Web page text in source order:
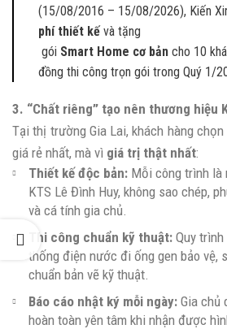
(15/08/2016 – 15/08/2026), Kiến
phí thiết kếvà tặng
gói Smart Home cơ bản cho 10
đồng thi công trọn gói trong Quý 1/
3. “Chất riêng” tạo nên thương hiệu
Tại thị trường Gia Lai, khách hàng
giá rẻ nhất, mà vì giá trị thật nhất:
Thiết kế độc bản: Mỗi công trình là
KTS Lê Đình Huy, không sao chép,
và cá tính gia chủ.
Thi công chuẩn kỹ thuật: Quy
thống điện nước đi ống gen bảo vệ,
chuẩn bản vẽ kỹ thuật.
Báo cáo nhật ký mỗi ngày: Gia chủ
hoàn toàn yên tâm khi nhận được